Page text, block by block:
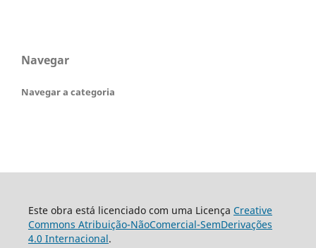
Navegar
Navegar a categoria
Este obra está licenciado com uma Licença Creative
Commons Atribuição-NãoComercial-SemDerivações
4.0 Internacional.